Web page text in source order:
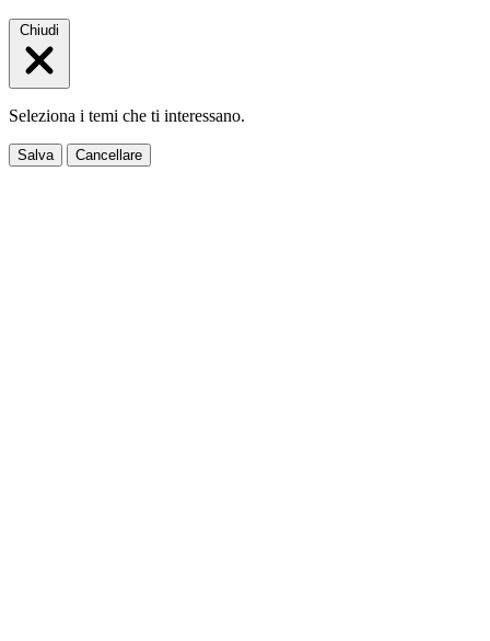
Chiudi
Seleziona i temi che ti interessano.
Salva Cancellare